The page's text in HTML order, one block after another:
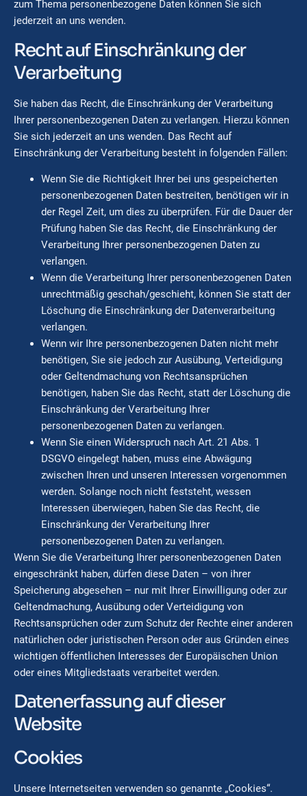
zum Thema personenbezogene Daten können Sie sich
jederzeit an uns wenden.
Recht auf Einschränkung der
Verarbeitung
Sie haben das Recht, die Einschränkung der Verarbeitung
Ihrer personenbezogenen Daten zu verlangen. Hierzu können
Sie sich jederzeit an uns wenden. Das Recht auf
Einschränkung der Verarbeitung besteht in folgenden Fällen:
Wenn Sie die Richtigkeit Ihrer bei uns gespeicherten
personenbezogenen Daten bestreiten, benötigen wir in
der Regel Zeit, um dies zu überprüfen. Für die Dauer der
Prüfung haben Sie das Recht, die Einschränkung der
Verarbeitung Ihrer personenbezogenen Daten zu
verlangen.
Wenn die Verarbeitung Ihrer personenbezogenen Daten
unrechtmäßig geschah/geschieht, können Sie statt der
Löschung die Einschränkung der Datenverarbeitung
verlangen.
Wenn wir Ihre personenbezogenen Daten nicht mehr
benötigen, Sie sie jedoch zur Ausübung, Verteidigung
oder Geltendmachung von Rechtsansprüchen
benötigen, haben Sie das Recht, statt der Löschung die
Einschränkung der Verarbeitung Ihrer
personenbezogenen Daten zu verlangen.
Wenn Sie einen Widerspruch nach Art. 21 Abs. 1
DSGVO eingelegt haben, muss eine Abwägung
zwischen Ihren und unseren Interessen vorgenommen
werden. Solange noch nicht feststeht, wessen
Interessen überwiegen, haben Sie das Recht, die
Einschränkung der Verarbeitung Ihrer
personenbezogenen Daten zu verlangen.
Wenn Sie die Verarbeitung Ihrer personenbezogenen Daten
eingeschränkt haben, dürfen diese Daten – von ihrer
Speicherung abgesehen – nur mit Ihrer Einwilligung oder zur
Geltendmachung, Ausübung oder Verteidigung von
Rechtsansprüchen oder zum Schutz der Rechte einer anderen
natürlichen oder juristischen Person oder aus Gründen eines
wichtigen öffentlichen Interesses der Europäischen Union
oder eines Mitgliedstaats verarbeitet werden.
Datenerfassung auf dieser
Website
Cookies
Unsere Internetseiten verwenden so genannte „Cookies“.